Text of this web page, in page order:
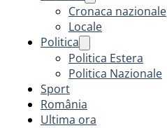
Cronaca nazionale
Locale
Politica
Politica Estera
Politica Nazionale
Sport
România
Ultima ora